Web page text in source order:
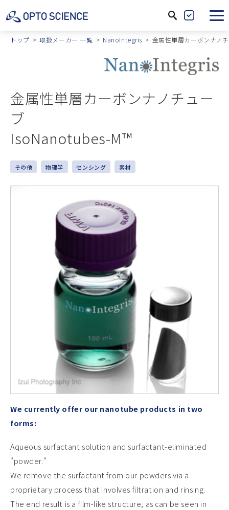
サ
イ
内
索
製
品
込
トップ 取扱メーカー 一覧 NanoIntegris 金属性単層カーボンナノ
金属性単層カーボンナノチュー
ブ
IsoNanotubes-M™
その他 物理学 センシング 素材
We currently offer our nanotube products in two
forms:
Aqueous surfactant solution and surfactant-eliminated
"powder."
We remove the surfactant from our powders via a
proprietary process that involves filtration and rinsing.
The end result is a film-like structure, as can be seen in